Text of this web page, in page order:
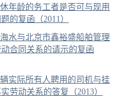
年龄的务工者是否可与现用
的复函（2011）
水与北京市鑫裕盛船舶管理
合同关系的请示的复函
实际所有人聘用的司机与挂
劳动关系的答复（2013）